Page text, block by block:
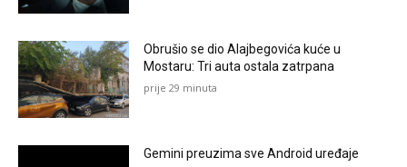
Obrušio se dio Alajbegovića kuće u
Mostaru: Tri auta ostala zatrpana
prije 29 minuta
Gemini preuzima sve Android uređaje